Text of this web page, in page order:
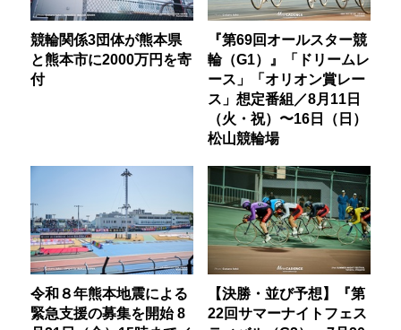
競輪関係3団体が熊本県
と熊本市に2000万円を寄
付
『第69回オールスター競
輪（G1）』「ドリームレ
ース」「オリオン賞レー
ス」想定番組／8月11日
（火・祝）〜16日（日）
松山競輪場
令和８年熊本地震による
緊急支援の募集を開始 8
【決勝・並び予想】『第
22回サマーナイトフェス